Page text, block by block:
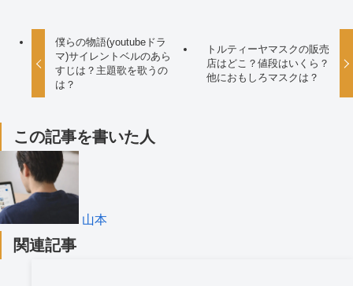
僕らの物語(youtubeドラ
マ)サイレントベルのあら
すじは？主題歌を歌うの
は？
トルティーヤマスクの販売
店はどこ？値段はいくら？
他におもしろマスクは？
この記事を書いた人
山本
関連記事